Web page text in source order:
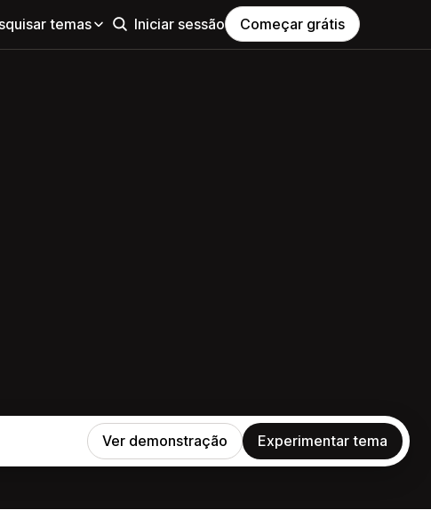
temas Iniciar sessão Começar grátis
Ver demonstração Experimentar tema